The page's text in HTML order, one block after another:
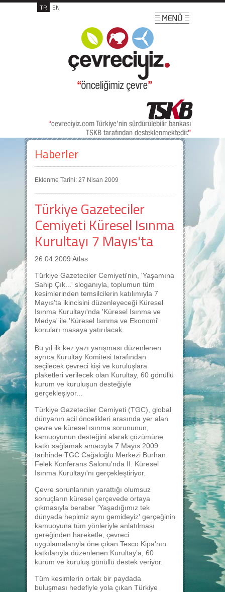
TR EN
Haberler
Eklenme Tarihi: 27 Nisan 2009
Türkiye Gazeteciler
Cemiyeti Küresel Isınma
Kurultayı 7 Mayıs'ta
26.04.2009 Atlas
Türkiye Gazeteciler Cemiyeti'nin, 'Yaşamına
Sahip Çık...' sloganıyla, toplumun tüm
kesimlerinden temsilcilerin katılımıyla 7
Mayıs'ta ikincisini düzenleyeceği Küresel
Isınma Kurultayı'nda 'Küresel Isınma ve
Medya' ile 'Küresel Isınma ve Ekonomi'
konuları masaya yatırılacak.
Bu yıl ilk kez yazı yarışması düzenlenen
ayrıca Kurultay Komitesi tarafından
seçilecek çevreci kişi ve kuruluşlara
plaketleri verilecek olan Kurultay, 60 gönüllü
kurum ve kuruluşun desteğiyle
gerçekleşiyor...
Türkiye Gazeteciler Cemiyeti (TGC), global
dünyanın acil öncelikleri arasında yer alan
çevre ve küresel ısınma sorununun,
kamuoyunun desteğini alarak çözümüne
katkı sağlamak amacıyla 7 Mayıs 2009
tarihinde TGC Cağaloğlu Merkezi Burhan
Felek Konferans Salonu'nda II. Küresel
Isınma Kurultayı'nı gerçekleştiriyor.
Çevre sorunlarının yarattığı olumsuz
sonuçların küresel çerçevede ortaya
çıkmasıyla beraber 'Yaşadığımız tek
dünyada hepimiz aynı gemideyiz' gerçeğinin
kamuoyuna tüm yönleriyle anlatılması
gereğinden hareketle, çevreci
uygulamalarıyla öne çıkan Tesco Kipa'nın
katkılarıyla düzenlenen Kurultay'a, 60
kurum ve kuruluş gönüllü destek veriyor.
Tüm kesimlerin ortak bir paydada
buluşması hedefiyle yola çıkan Türkiye